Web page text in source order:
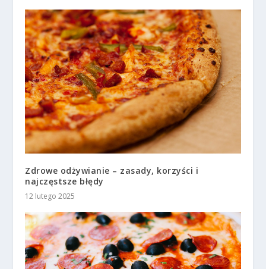
Zdrowe odżywianie – zasady, korzyści i
najczęstsze błędy
12 lutego 2025